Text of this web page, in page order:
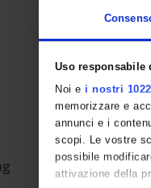
Uso responsabile
Noi e i nostri
memorizzare e
annunci e i
scopi. Le vostre
possibile
attivazione della